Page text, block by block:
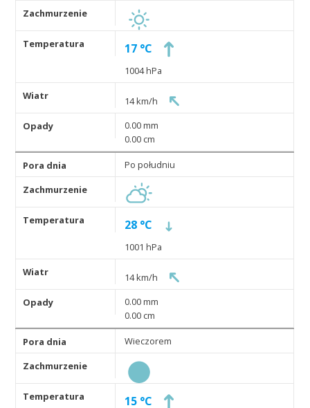
17 °C
1004 hPa
14 km/h
0.00 mm
0.00 cm
Po południu
28 °C
1001 hPa
14 km/h
0.00 mm
0.00 cm
Wieczorem
15 °C